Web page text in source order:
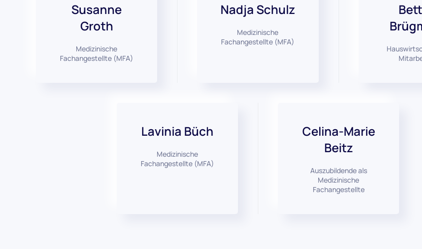
Susanne
Groth
Medizinische
Fachangestellte (MFA)
Nadja Schulz
Medizinische
Fachangestellte (MFA)
Lavinia Büch
Medizinische
Fachangestellte (MFA)
Celina-Marie
Beitz
Auszubildende als
Medizinische
Fachangestellte